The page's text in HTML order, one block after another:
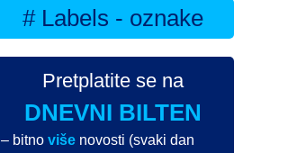
# Labels - oznake
Pretplatite se na
DNEVNI BILTEN
– bitnoviše novosti (svaki dan